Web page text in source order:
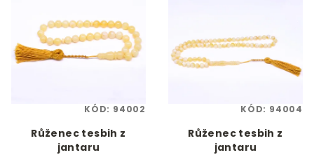
Růženec tesbih z
jantaru
KÓD: 94002
Růženec tesbih z
jantaru
KÓD: 94004